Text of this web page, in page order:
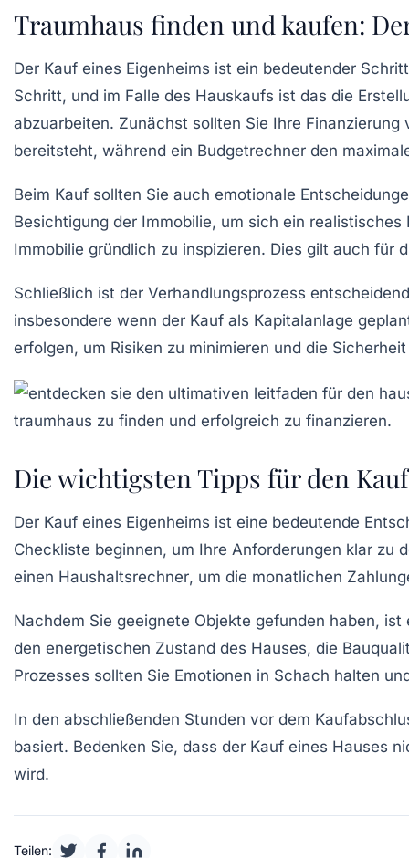
Traumhaus finden und kaufen:
Der Kauf eines Eigenheims ist ein bedeutender
Schritt, und im Falle des Hauskaufs ist das die
abzuarbeiten. Zunächst sollten Sie Ihre Finanzierung
bereitsteht, während ein Budgetrechner den
Beim Kauf sollten Sie auch emotionale
Besichtigung der Immobilie, um sich ein
Immobilie gründlich zu inspizieren. Dies gilt auch für
Schließlich ist der Verhandlungsprozess
insbesondere wenn der Kauf als Kapitalanlage
erfolgen, um Risiken zu minimieren und die
Die wichtigsten Tipps für den
Der Kauf eines Eigenheims ist eine bedeutende
Checkliste beginnen, um Ihre Anforderungen klar zu
einen Haushaltsrechner, um die monatlichen
Nachdem Sie geeignete Objekte gefunden haben,
den energetischen Zustand des Hauses, die
Prozesses sollten Sie Emotionen in Schach halten
In den abschließenden Stunden vor dem
basiert. Bedenken Sie, dass der Kauf eines Hauses
wird.
Teilen: